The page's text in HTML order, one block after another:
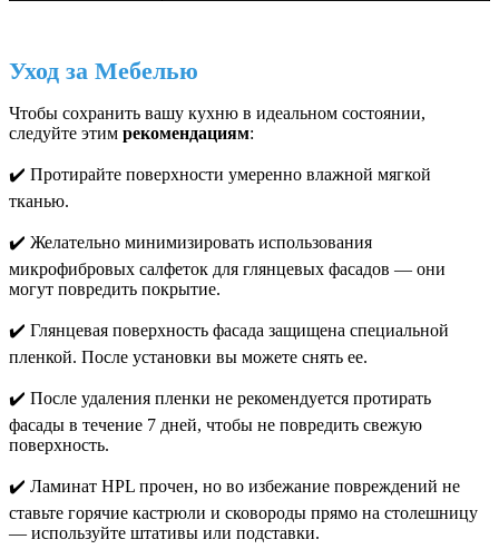
Уход за Мебелью
Чтобы сохранить вашу кухню в идеальном состоянии,
следуйте этим рекомендациям:
✔️ Протирайте поверхности умеренно влажной мягкой
тканью.
✔️ Желательно минимизировать использования
микрофибровых салфеток для глянцевых фасадов — они
могут повредить покрытие.
✔️ Глянцевая поверхность фасада защищена специальной
пленкой. После установки вы можете снять ее.
✔️ После удаления пленки не рекомендуется протирать
фасады в течение 7 дней, чтобы не повредить свежую
поверхность.
✔️ Ламинат HPL прочен, но во избежание повреждений не
ставьте горячие кастрюли и сковороды прямо на столешницу
— используйте штативы или подставки.